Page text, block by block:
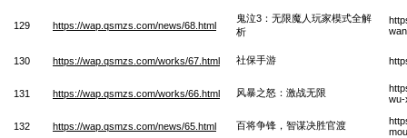
129 https://wap.qsmzs.com/news/68.html
鬼泣3：无限魔人玩家模式全解
析
130 https://wap.qsmzs.com/works/67.html 社保手游
131 https://wap.qsmzs.com/works/66.html 风暴之怒：激战无限
wu-
132 https://wap.qsmzs.com/news/65.html 百将争锋，智谋决胜官渡